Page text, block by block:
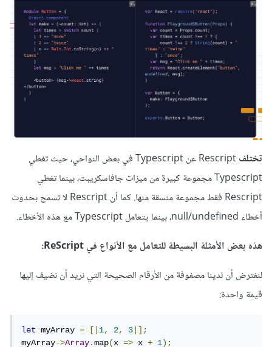
تختلف
Rescript عن Typescript في بعض النواحي، حيث تغطي
Typescript مجموعة كبيرة من ميزات جافاسكريبت، بينما تغطي
Rescript فقط مجموعة منسقة منها. كما أن Rescript لا تسمح بحدوث
أخطاء null/undefined، بينما يتعامل Typescript مع هذه الأخطاء.
هذه بعض الأمثلة البسيطة للتعامل مع الأنواع في ReScript:
لنفترض أن لدينا مصفوفة من الأرقام الصحيحة التي نريد أن نضيف إليها
قيمة واحدة:
let myArray = [|1, 2, 3 |];
myArray->Array.map(x => x + 1);